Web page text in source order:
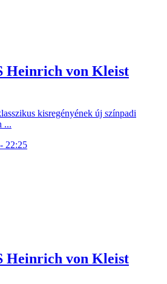
Heinrich von Kleist
kisregényének új színpadi
...
22:25
Heinrich von Kleist